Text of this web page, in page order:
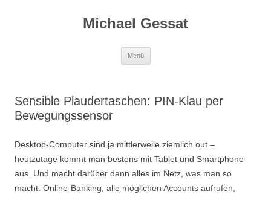
Michael Gessat
Menü
Sensible Plaudertaschen: PIN-Klau per
Bewegungssensor
Desktop-Computer sind ja mittlerweile ziemlich out –
heutzutage kommt man bestens mit Tablet und Smartphone
aus. Und macht darüber dann alles im Netz, was man so
macht: Online-Banking, alle möglichen Accounts aufrufen,